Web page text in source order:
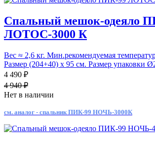
Спальный мешок-одеяло
ЛОТОС-3000 К
Вес ≈ 2,6 кг. Мин.рекомендуемая
Размер (204+40) х 95 см. Размер упаковки
4 490 ₽
4 940 ₽
Нет в наличии
см. аналог - спальник ПИК-99 НОЧЬ-3000К